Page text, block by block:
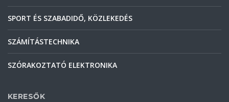
SPORT ÉS SZABADIDŐ, KÖZLEKEDÉS
SZÁMÍTÁSTECHNIKA
SZÓRAKOZTATÓ ELEKTRONIKA
KERESŐK